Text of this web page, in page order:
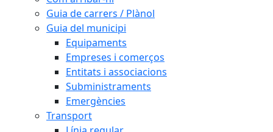
Guia de carrers / Plànol
Guia del municipi
Equipaments
Empreses i comerços
Entitats i associacions
Subministraments
Emergències
Transport